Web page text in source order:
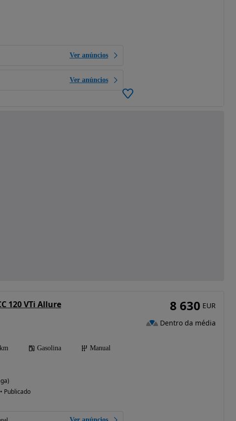
Ver anúncios
Ver anúncios
120 VTi Allure
Gasolina
Manual
Publicado
8 630 EUR
Dentro da média